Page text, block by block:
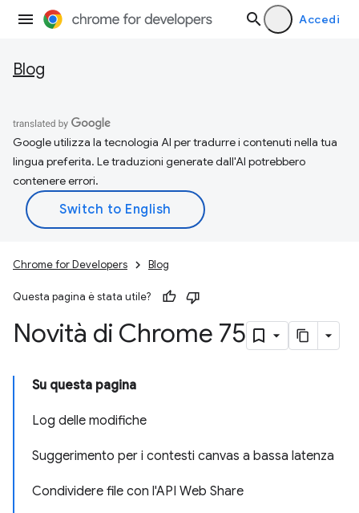
Accedi
Blog
Google utilizza la tecnologia AI per tradurre i contenuti nella tua
lingua preferita. Le traduzioni generate dall'AI potrebbero
contenere errori.
Chrome for Developers Blog
Questa pagina è stata utile?
Novità di Chrome 75
Su questa pagina
Log delle modifiche
Suggerimento per i contesti canvas a bassa latenza
Condividere file con l'API Web Share